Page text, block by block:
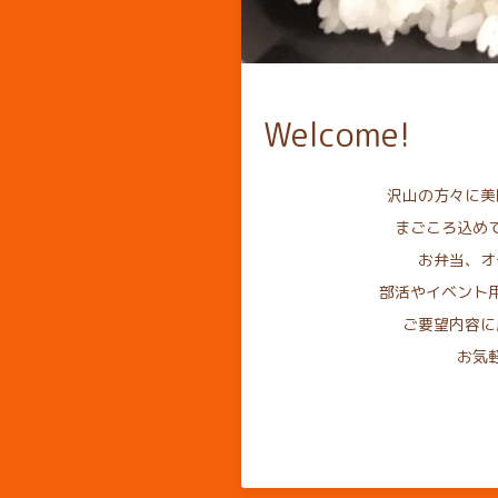
Welcome!
沢山の方々に
まごころ込め
お弁当、
部活やイベント
ご要望内容
お気